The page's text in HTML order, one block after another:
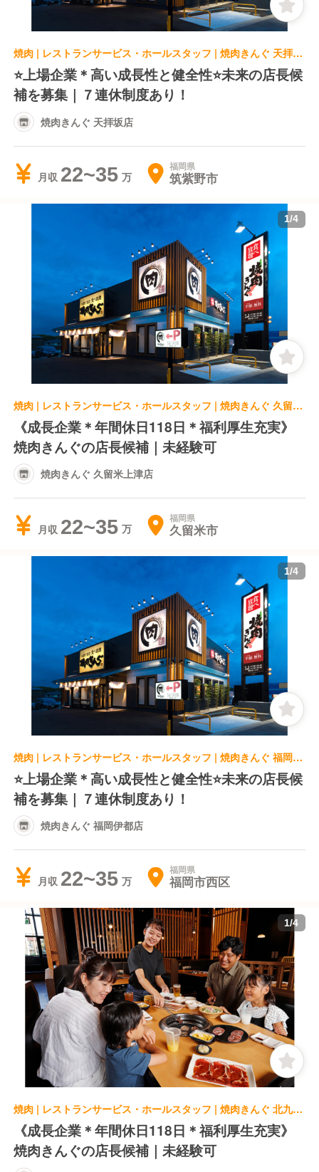
焼肉 | レストランサービス・ホールスタッフ | 焼肉きんぐ 天拝坂店
⭐️上場企業＊高い成長性と健全性⭐️未来の店長候
補を募集｜７連休制度あり！
焼肉きんぐ 天拝坂店
月収 22~35 福岡県
筑紫野市
1/4
焼肉 | レストランサービス・ホールスタッフ | 焼肉きんぐ 久留米上津店
《成長企業＊年間休日118日＊福利厚生充実》
焼肉きんぐの店長候補｜未経験可
焼肉きんぐ 久留米上津店
月収 22~35 福岡県
久留米市
1/4
焼肉 | レストランサービス・ホールスタッフ | 焼肉きんぐ 福岡伊都店
⭐️上場企業＊高い成長性と健全性⭐️未来の店長候
補を募集｜７連休制度あり！
焼肉きんぐ 福岡伊都店
月収 22~35 福岡県
福岡市西区
1/4
焼肉 | レストランサービス・ホールスタッフ | 焼肉きんぐ 北九州黒崎店
《成長企業＊年間休日118日＊福利厚生充実》
焼肉きんぐの店長候補｜未経験可